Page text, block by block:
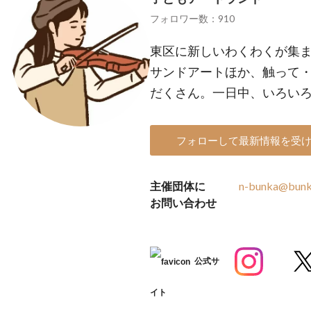
フォロワー数：910
東区に新しいわくわくが集
サンドアートほか、触って
だくさん。一日中、いろい
フォローして最新情報を受
主催団体に
お問い合わせ
n-
公式サ
イト